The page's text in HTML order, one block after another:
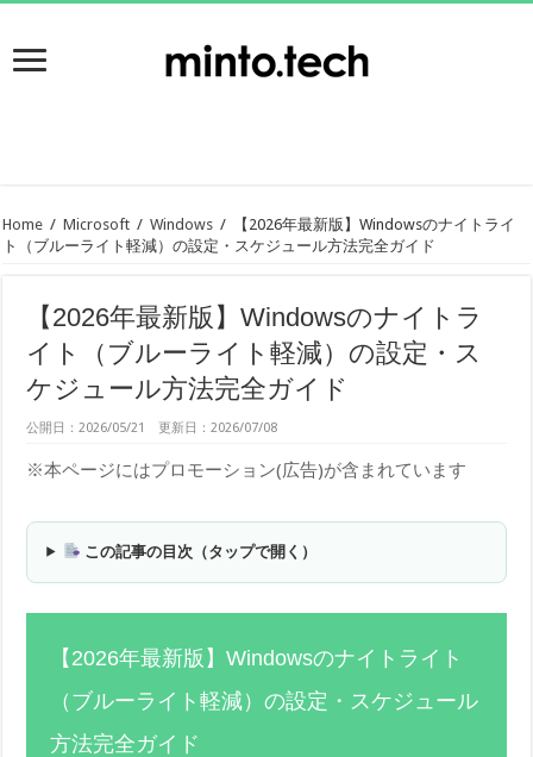
Home / Microsoft / Windows /
【2026年最新版】Windowsのナイトライ
ト（ブルーライト軽減）の設定・スケジュール方法完全ガイド
【2026年最新版】Windowsのナイトラ
イト（ブルーライト軽減）の設定・ス
ケジュール方法完全ガイド
公開日：2026/05/21 更新日：2026/07/08
※本ページにはプロモーション(広告)が含まれています
この記事の目次（タップで開く）
【2026年最新版】Windowsのナイトライト
（ブルーライト軽減）の設定・スケジュール
方法完全ガイド